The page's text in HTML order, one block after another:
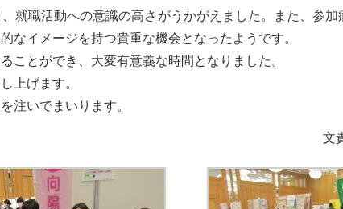
就職活動への意識の高さがうかがえました。また、参
なイメージを持つ貴重な機会となったようです。
ことができ、大変有意義な時間となりました。
上げます。
注いでまいります。
就職支